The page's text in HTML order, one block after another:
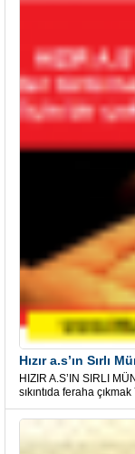
HIZIR A.S’IN SIRLI
sıkıntıda feraha